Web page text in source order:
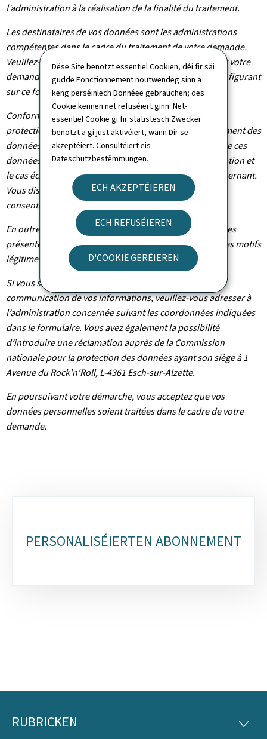
Dëse Site benotzt essentiel Cookien, déi fir säi
gudde Fonctionnement noutwendeg sinn a
keng perséinlech Donnéeë gebrauchen; dës
Cookië kënnen net refuséiert ginn. Net-
essentiel Cookië gi fir statistesch Zwecker
benotzt a gi just aktivéiert, wann Dir se
akzeptéiert. Consultéiert eis
Dateschutzbestëmmungen.
ECH AKZEPTÉIEREN
ECH REFUSÉIEREN
D'COOKIË GERÉIEREN
l’administration à la réalisation de la finalité du traitement.
Les destinataires de vos données sont les administrations
compétentes dans le cadre du traitement de votre demande.
Veuillez-vous adresser à l’administration concernée par votre
demande pour connaître les destinataires des données figurant
sur ce formulaire.
Conformément au règlement (UE) 2016/679 relatif à la
protection des personnes physiques à l'égard du traitement des
données à caractère personnel et à la libre circulation de ces
données, vous bénéficiez d’un droit d’accès, de rectification et
le cas échéant d’effacement des informations vous concernant.
Vous disposez également du droit de retirer votre
consentement à tout moment.
En outre et excepté le cas où le traitement de vos données
présente un caractère obligatoire, vous pouvez, pour des motifs
légitimes, vous y opposer.
Si vous souhaitez exercer ces droits et/ou obtenir
communication de vos informations, veuillez-vous adresser à
l’administration concernée suivant les coordonnées indiquées
dans le formulaire. Vous avez également la possibilité
d’introduire une réclamation auprès de la Commission
nationale pour la protection des données ayant son siège à 1
Avenue du Rock'n'Roll, L-4361 Esch-sur-Alzette.
En poursuivant votre démarche, vous acceptez que vos
données personnelles soient traitées dans le cadre de votre
demande.
sections
PERSONALISÉIERTEN ABONNEMENT
Fousszeil
RUBRICKEN